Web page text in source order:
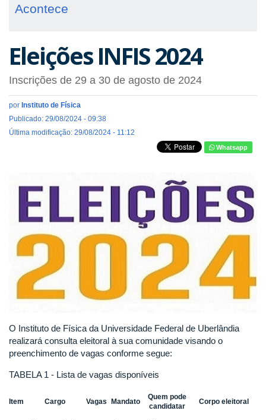
Acontece
Eleições INFIS 2024
Inscrições de 29 a 30 de agosto de 2024
por Instituto de Física
Publicado: 29/08/2024 - 09:38
Última modificação: 29/08/2024 - 11:12
Whatsapp
O Instituto de Física da Universidade Federal de Uberlândia
realizará consulta eleitoral à sua comunidade visando o
preenchimento de vagas conforme segue:
TABELA 1 - Lista de vagas disponíveis
Item Cargo Vagas Mandato
Quem pode
candidatar
Corpo eleitoral